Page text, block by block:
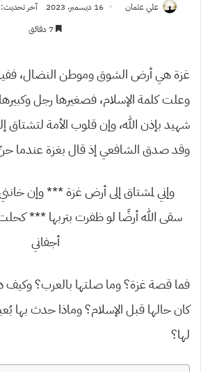
علي عثمان 16 ديسمبر، 2023 آخر تحديث: 7 أكتوبر، 2025
غزة هي أرض الشوق وموطن النضال،
وعلت كلمة الإسلام، فصغيرها رجل
شهيد بإذن الله، وإن قلوب الأمة لتشتاق
وقد صدق الشافعي إذ قال بغزة عندما حنّ
وإني لمشتاق إلى أرض غزة *** وإن
سقى الله أرضًا لو ظفرت بتربها ***
أجفاني
فما قصة غزة؟ وما صلتها بالعرب؟ وكيف
كان حالها قبل الإسلام؟ وماذا حدث بها
لها؟